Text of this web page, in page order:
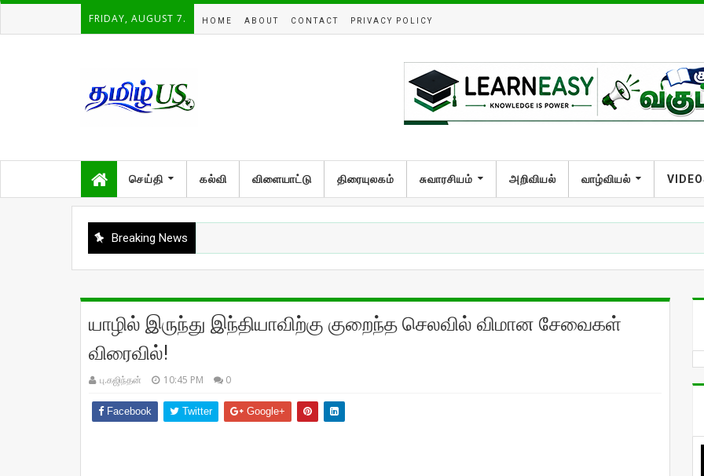
FRIDAY, AUGUST 7. HOME ABOUT CONTACT PRIVACY POLICY
செய்தி கல்வி விளையாட்டு திரையுலகம் சுவாரசியம் அறிவியல் வாழ்வியல்
Breaking News
யாழில் இருந்து இந்தியாவிற்கு குறைந்த செலவில் விமான சேவைகள்
விரைவில்!
பு.கஜிந்தன் 10:45 PM 0
Facebook Twitter Google+